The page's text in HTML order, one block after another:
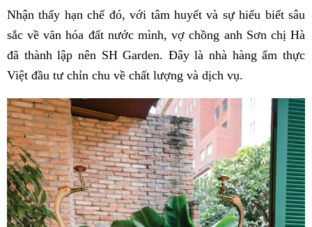
Nhận thấy hạn chế đó, với tâm huyết và sự hiểu biết sâu
sắc về văn hóa đất nước mình, vợ chồng anh Sơn chị Hà
đã thành lập nên SH Garden. Đây là nhà hàng ẩm thực
Việt đầu tư chỉn chu về chất lượng và dịch vụ.